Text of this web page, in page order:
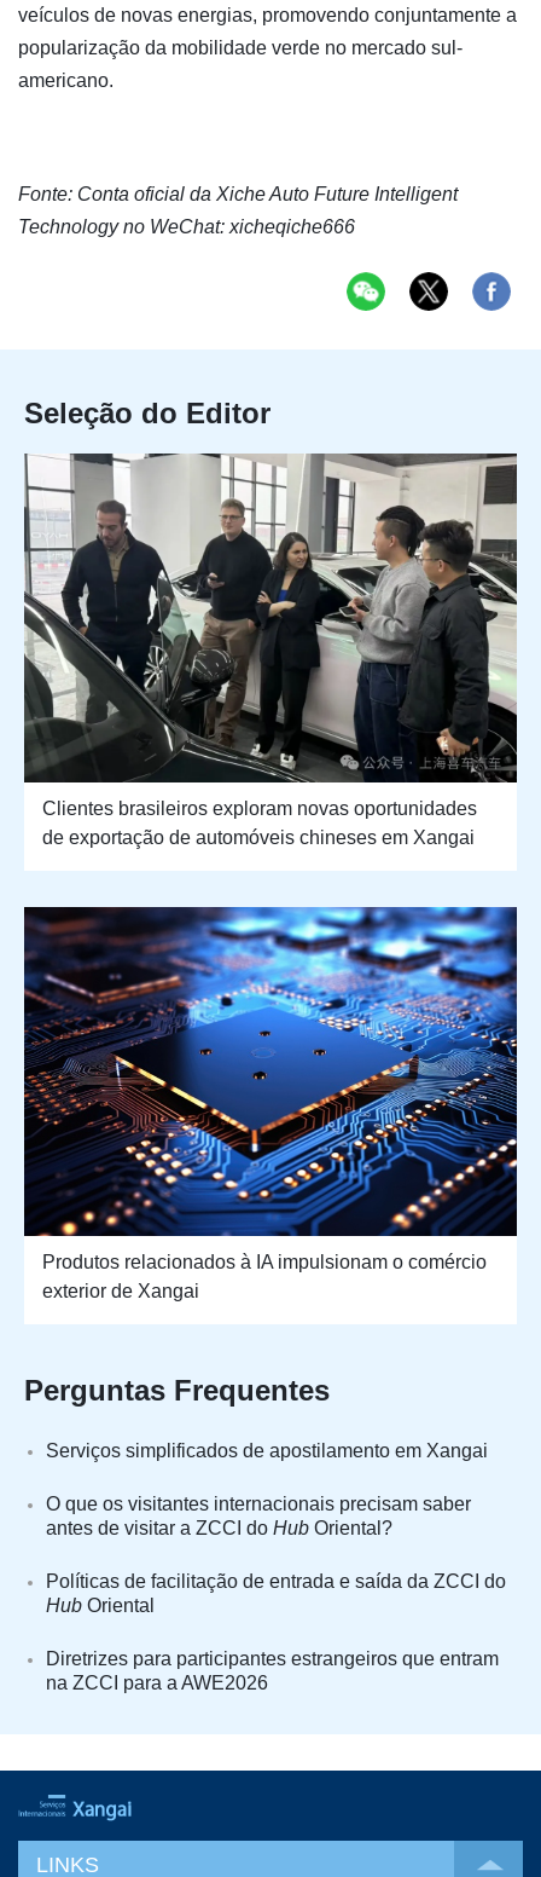
veículos de novas energias, promovendo conjuntamente a
popularização da mobilidade verde no mercado sul-
americano.
Fonte: Conta oficial da Xiche Auto Future Intelligent
Technology no WeChat: xicheqiche666
Seleção do Editor
Clientes brasileiros exploram novas oportunidades
de exportação de automóveis chineses em Xangai
Produtos relacionados à IA impulsionam o comércio
exterior de Xangai
Perguntas Frequentes
Serviços simplificados de apostilamento em Xangai
O que os visitantes internacionais precisam saber
antes de visitar a ZCCI do Hub Oriental?
Políticas de facilitação de entrada e saída da ZCCI do
Hub Oriental
Diretrizes para participantes estrangeiros que entram
na ZCCI para a AWE2026
LINKS